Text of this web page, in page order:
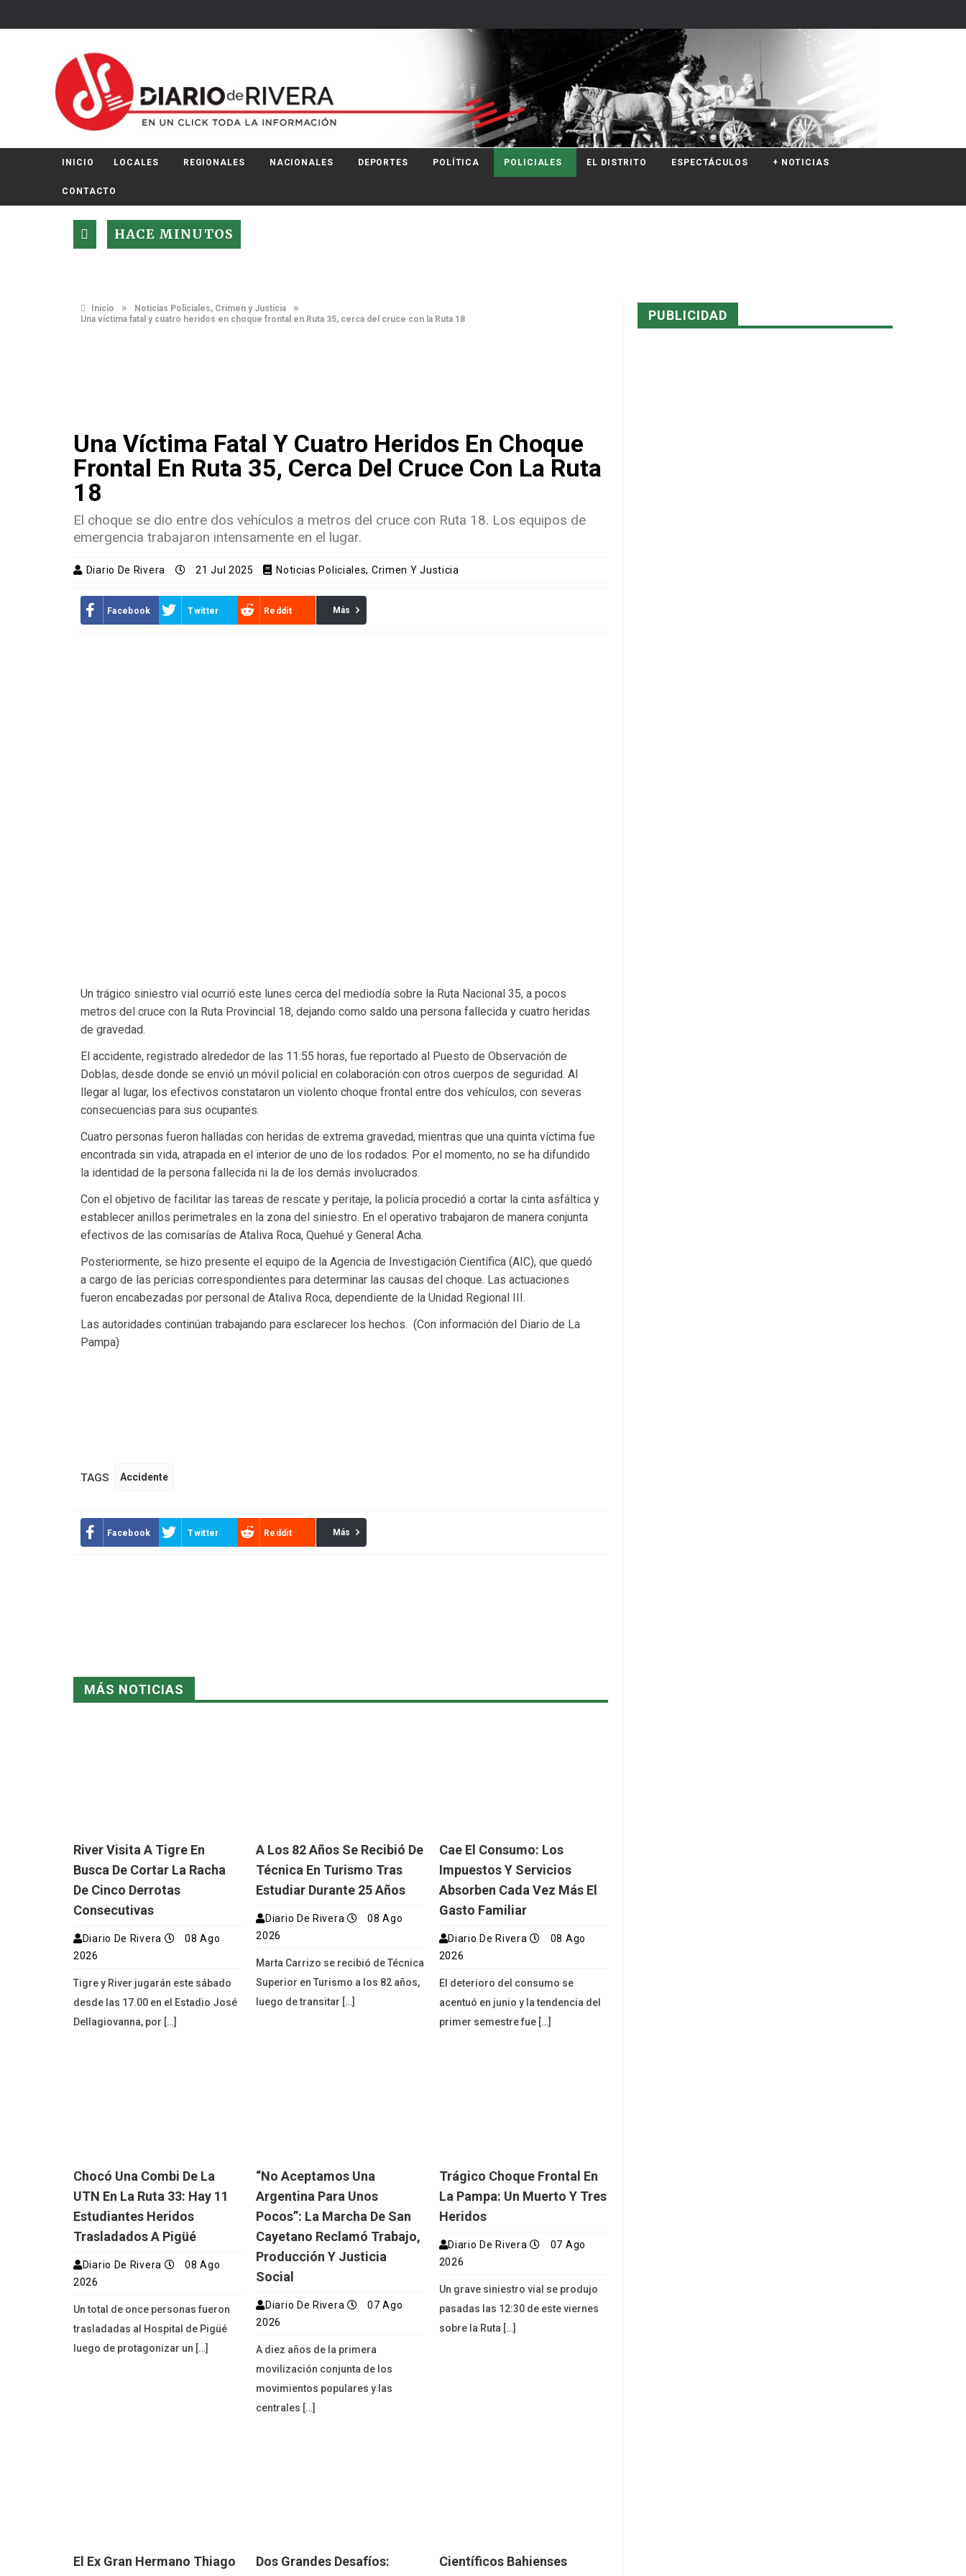
INICIO LOCALES REGIONALES NACIONALES DEPORTES POLÍTICA POLICIALES EL DISTRITO ESPECTÁCULOS + NOTICIAS
CONTACTO
HACE MINUTOS
Inicio » Noticias Policiales, Crimen y Justicia »
Una víctima fatal y cuatro heridos en choque frontal en Ruta 35, cerca del cruce con la Ruta 18
Una Víctima Fatal Y Cuatro Heridos En Choque
Frontal En Ruta 35, Cerca Del Cruce Con La Ruta
18
El choque se dio entre dos vehículos a metros del cruce con Ruta 18. Los equipos de
emergencia trabajaron intensamente en el lugar.
Diario De Rivera 21 Jul 2025 Noticias Policiales, Crimen Y Justicia
Facebook Twitter Reddit Más
Un trágico siniestro vial ocurrió este lunes cerca del mediodía sobre la Ruta Nacional 35, a pocos
metros del cruce con la Ruta Provincial 18, dejando como saldo una persona fallecida y cuatro heridas
de gravedad.
El accidente, registrado alrededor de las 11:55 horas, fue reportado al Puesto de Observación de
Doblas, desde donde se envió un móvil policial en colaboración con otros cuerpos de seguridad. Al
llegar al lugar, los efectivos constataron un violento choque frontal entre dos vehículos, con severas
consecuencias para sus ocupantes.
Cuatro personas fueron halladas con heridas de extrema gravedad, mientras que una quinta víctima fue
encontrada sin vida, atrapada en el interior de uno de los rodados. Por el momento, no se ha difundido
la identidad de la persona fallecida ni la de los demás involucrados.
Con el objetivo de facilitar las tareas de rescate y peritaje, la policía procedió a cortar la cinta asfáltica y
establecer anillos perimetrales en la zona del siniestro. En el operativo trabajaron de manera conjunta
efectivos de las comisarías de Ataliva Roca, Quehué y General Acha.
Posteriormente, se hizo presente el equipo de la Agencia de Investigación Científica (AIC), que quedó
a cargo de las pericias correspondientes para determinar las causas del choque. Las actuaciones
fueron encabezadas por personal de Ataliva Roca, dependiente de la Unidad Regional III.
Las autoridades continúan trabajando para esclarecer los hechos. (Con información del Diario de La
Pampa)
TAGS Accidente
Facebook Twitter Reddit Más
MÁS NOTICIAS
River Visita A Tigre En
Busca De Cortar La Racha
De Cinco Derrotas
Consecutivas
Diario De Rivera
08 Ago
2026
Tigre y River jugarán este sábado
desde las 17.00 en el Estadio José
Dellagiovanna, por […]
A Los 82 Años Se Recibió De
Técnica En Turismo Tras
Estudiar Durante 25 Años
Diario De Rivera
08 Ago
2026
Marta Carrizo se recibió de Técnica
Superior en Turismo a los 82 años,
luego de transitar […]
Cae El Consumo: Los
Impuestos Y Servicios
Absorben Cada Vez Más El
Gasto Familiar
Diario De Rivera
08 Ago
2026
El deterioro del consumo se
acentuó en junio y la tendencia del
primer semestre fue […]
Chocó Una Combi De La
UTN En La Ruta 33: Hay 11
Estudiantes Heridos
Trasladados A Pigüé
Diario De Rivera
08 Ago
2026
Un total de once personas fueron
trasladadas al Hospital de Pigüé
luego de protagonizar un […]
“No Aceptamos Una
Argentina Para Unos
Pocos”: La Marcha De San
Cayetano Reclamó Trabajo,
Producción Y Justicia
Social
Diario De Rivera
07 Ago
2026
A diez años de la primera
movilización conjunta de los
movimientos populares y las
centrales […]
Trágico Choque Frontal En
La Pampa: Un Muerto Y Tres
Heridos
Diario De Rivera
07 Ago
2026
Un grave siniestro vial se produjo
pasadas las 12:30 de este viernes
sobre la Ruta […]
El Ex Gran Hermano Thiago
Dos Grandes Desafíos:
Científicos Bahienses
PUBLICIDAD